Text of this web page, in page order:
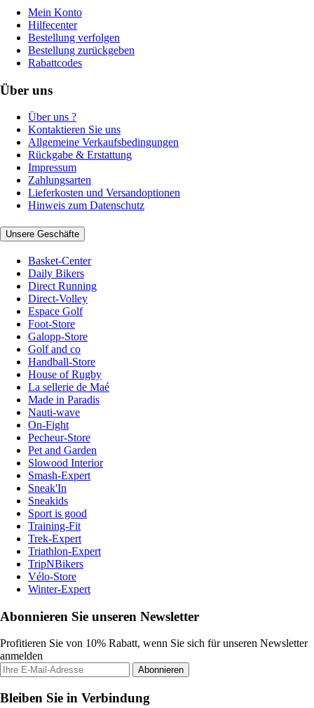
Mein Konto
Hilfecenter
Bestellung verfolgen
Bestellung zurückgeben
Rabattcodes
Über uns
Über uns ?
Kontaktieren Sie uns
Allgemeine Verkaufsbedingungen
Rückgabe & Erstattung
Impressum
Zahlungsarten
Lieferkosten und Versandoptionen
Hinweis zum Datenschutz
Unsere Geschäfte
Basket-Center
Daily Bikers
Direct Running
Direct-Volley
Espace Golf
Foot-Store
Galopp-Store
Golf and co
Handball-Store
House of Rugby
La sellerie de Maé
Made in Paradis
Nauti-wave
On-Fight
Pecheur-Store
Pet and Garden
Slowood Interior
Smash-Expert
Sneak'In
Sneakids
Sport is good
Training-Fit
Trek-Expert
Triathlon-Expert
TripNBikers
Vélo-Store
Winter-Expert
Abonnieren Sie unseren Newsletter
Profitieren Sie von 10% Rabatt, wenn Sie sich für unseren Newsletter
anmelden
Abonnieren
Bleiben Sie in Verbindung